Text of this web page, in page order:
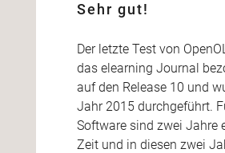
Sehr gut!
Der letzte Test von
das elearning Journal
auf den Release 10 und
Jahr 2015 durchgeführt.
Software sind zwei Jahre
Zeit und in diesen zwei